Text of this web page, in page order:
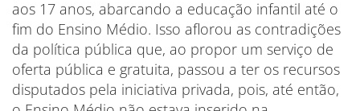
aos 17 anos, abarcando a educação infantil até o
fim do Ensino Médio. Isso aflorou as contradições
da política pública que, ao propor um serviço de
oferta pública e gratuita, passou a ter os recursos
disputados pela iniciativa privada, pois, até então,